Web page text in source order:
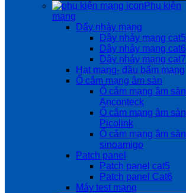
Phụ kiện
mạng
Dẩy nhảy mạng
Dây nhảy mạng cat5
Dây nhảy mạng cat6
Dây nhảy mạng cat7
Hạt mạng- đầu bấm mạng
Ổ cắm mạng âm sàn
Ổ cắm mạng âm sàn
Anconteck
Ổ cắm mạng âm sàn
Picolink
Ổ cắm mạng âm sàn
sinoamigo
Patch panel
Patch panel cat5
Patch panel Cat6
Máy test mạng